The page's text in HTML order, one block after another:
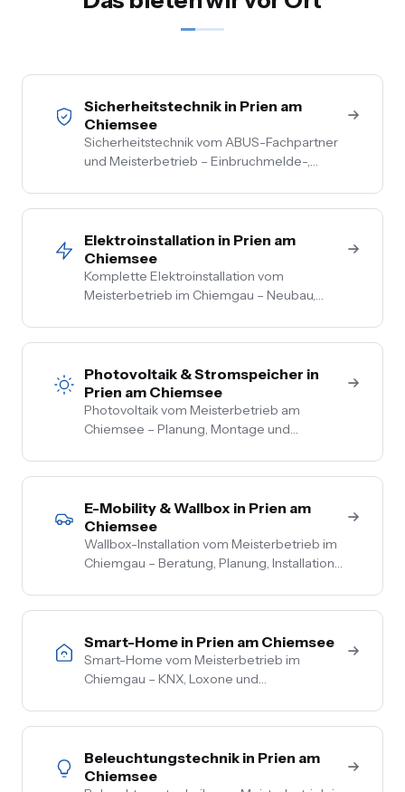
Sicherheitstechnik in Prien am
Chiemsee
Sicherheitstechnik vom ABUS-Fachpartner
und Meisterbetrieb – Einbruchmelde-,
Gewerbekunden im Chiemgau. Kostenlose
Begehung.
Elektroinstallation in Prien am
Chiemsee
Komplette Elektroinstallation vom
Meisterbetrieb im Chiemgau – Neubau,
zur Steckdose aus einer Hand. Festpreis
Photovoltaik & Stromspeicher in
Prien am Chiemsee
Photovoltaik vom Meisterbetrieb am
Chiemsee – Planung, Montage und
Vor-Ort-Termin, Nullsteuer auf
E-Mobility & Wallbox in Prien am
Chiemsee
Wallbox-Installation vom Meisterbetrieb im
Chiemgau – Beratung, Planung, Installation
Überschussladen, Lastmanagement,
Smart-Home in Prien am Chiemsee
Smart-Home vom Meisterbetrieb im
Chiemgau – KNX, Loxone und
Licht, Heizung, Beschattung und Sicherheit
Beleuchtungstechnik in Prien am
Chiemsee